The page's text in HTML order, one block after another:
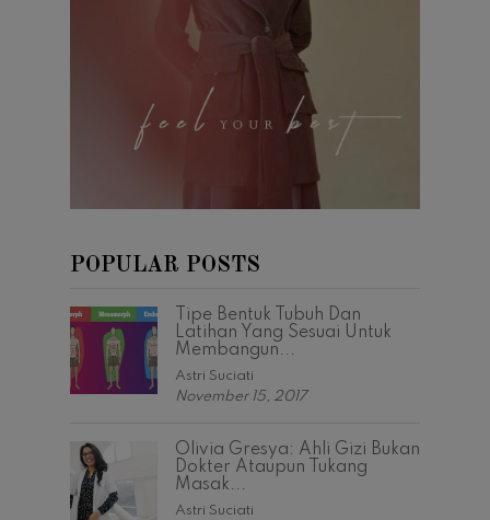
POPULAR POSTS
Tipe Bentuk Tubuh Dan
Latihan Yang Sesuai Untuk
Membangun...
Astri Suciati
November 15, 2017
Olivia Gresya: Ahli Gizi Bukan
Dokter Ataupun Tukang
Masak...
Astri Suciati